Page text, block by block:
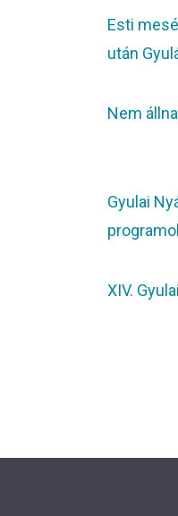
Esti
után
Nem
Gyulai
XIV.